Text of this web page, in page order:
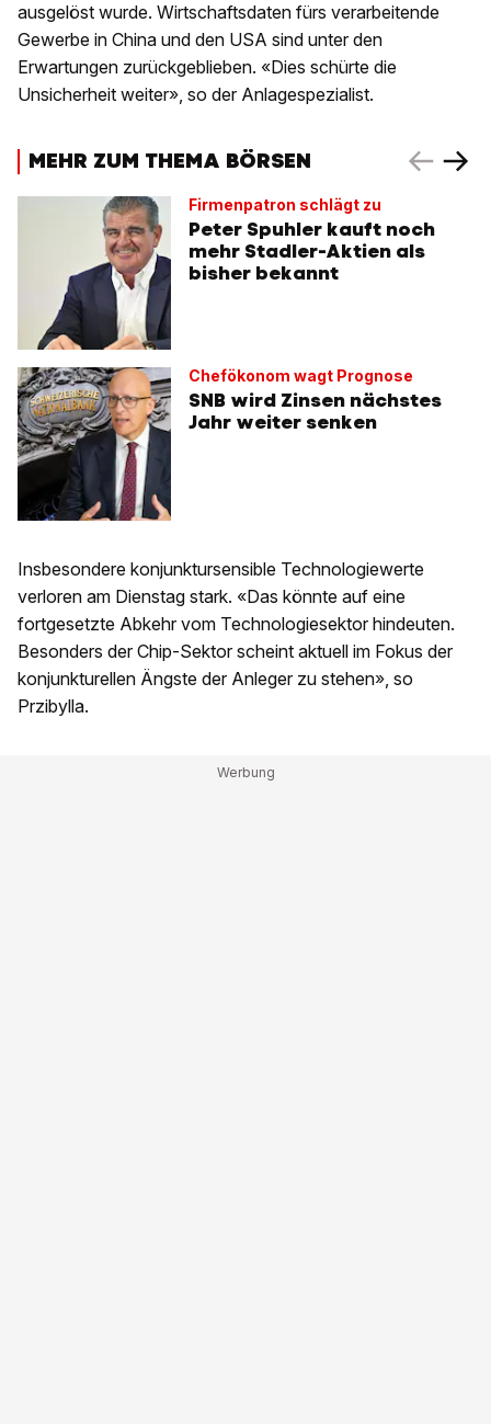
ausgelöst wurde. Wirtschaftsdaten fürs verarbeitende
Gewerbe in China und den USA sind unter den
Erwartungen zurückgeblieben. «Dies schürte die
Unsicherheit weiter», so der Anlagespezialist.
MEHR ZUM THEMA BÖRSEN
Firmenpatron schlägt zu
Peter Spuhler kauft noch
mehr Stadler-Aktien als
bisher bekannt
Chefökonom wagt Prognose
SNB wird Zinsen nächstes
Jahr weiter senken
Insbesondere konjunktursensible Technologiewerte
verloren am Dienstag stark. «Das könnte auf eine
fortgesetzte Abkehr vom Technologiesektor hindeuten.
Besonders der Chip-Sektor scheint aktuell im Fokus der
konjunkturellen Ängste der Anleger zu stehen», so
Przibylla.